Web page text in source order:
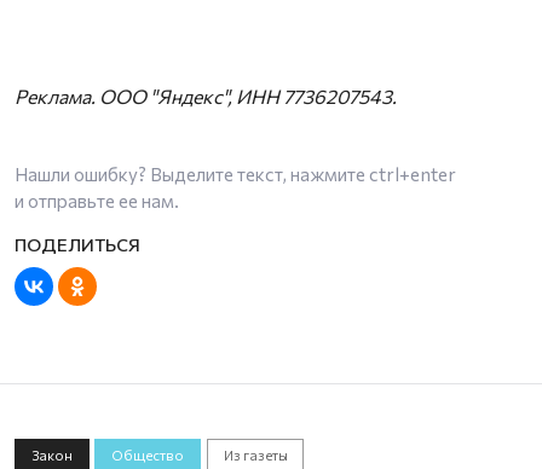
Реклама. ООО "Яндекс", ИНН 7736207543.
Нашли ошибку? Выделите текст, нажмите ctrl+enter
и отправьте ее нам.
Закон Общество Из газеты